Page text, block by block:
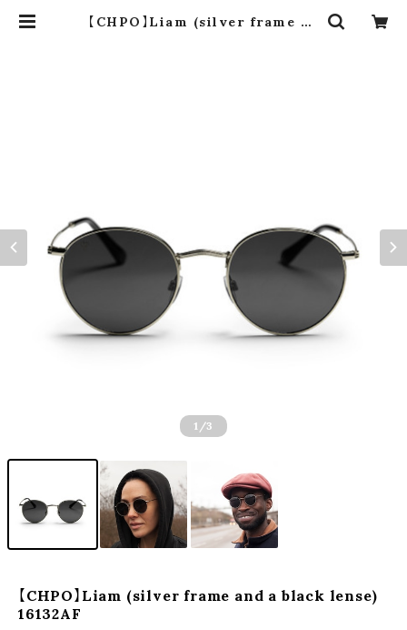
【CHPO】Liam (silver frame an
1 /3
【CHPO】Liam (silver frame and a black lense)
16132AF